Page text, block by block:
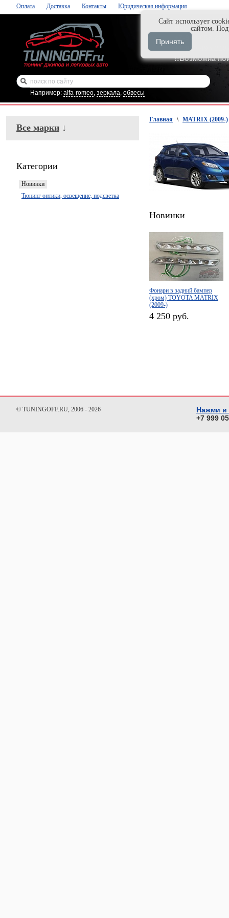
Оплата Доставка Контакты Юридическая информация
Нажми и
+7-929-495-
!!Возможна
Например: alfa-romeo, зеркала, обвесы
Все марки ↓
Категории
Новинки
Тюнинг оптики, освещение, подсветка
Главная \ MATRIX (2009-)
Новинки
Фонари в задний бампер
(хром) TOYOTA MATRIX
(2009-)
4 250 руб.
© TUNINGOFF.RU, 2006 - 2026
Нажми и
+7 999
Cайт использует
сайтом.
Принять